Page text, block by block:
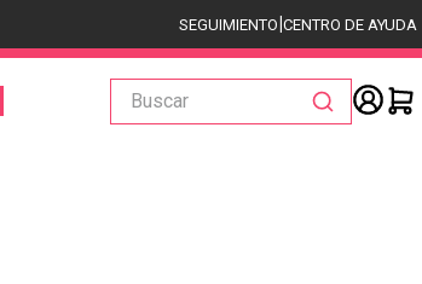
SEGUIMIENTO|CENTRO DE AYUDA
Buscar